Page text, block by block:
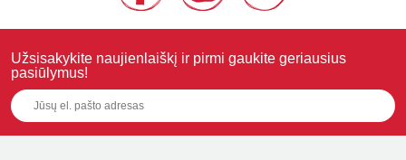
Užsisakykite naujienlaiškį ir pirmi gaukite geriausius
pasiūlymus!